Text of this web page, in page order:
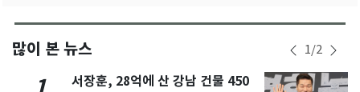
많이 본 뉴스 1/2
서장훈, 28억에 산 강남 건물 450